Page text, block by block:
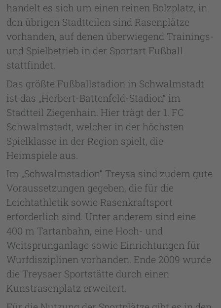
handelt es sich um einen reinen Bolzplatz, in
den übrigen Stadtteilen sind Rasenplätze
vorhanden, auf denen überwiegend Trainings-
und Spielbetrieb in der Sportart Fußball
stattfindet.
Das größte Fußballstadion in Schwalmstadt
ist das „Herbert-Battenfeld-Stadion“ im
Stadtteil Ziegenhain. Hier trägt der 1. FC
Schwalmstadt, welcher in der höchsten
Spielklasse in der Region spielt, die
Heimspiele aus.
Im „Schwalmstadion“ Treysa sind zudem gute
Voraussetzungen gegeben, die für die
Leichtathletik sowie Rasenkraftsport
erforderlich sind. Unter anderem sind eine
400 m Tartanbahn, eine Hoch- und
Weitsprunganlage sowie Einrichtungen für
Wurfdisziplinen vorhanden. Ende 2009 wurde
die Treysaer Sportstätte durch einen
Kunstrasenplatz erweitert.